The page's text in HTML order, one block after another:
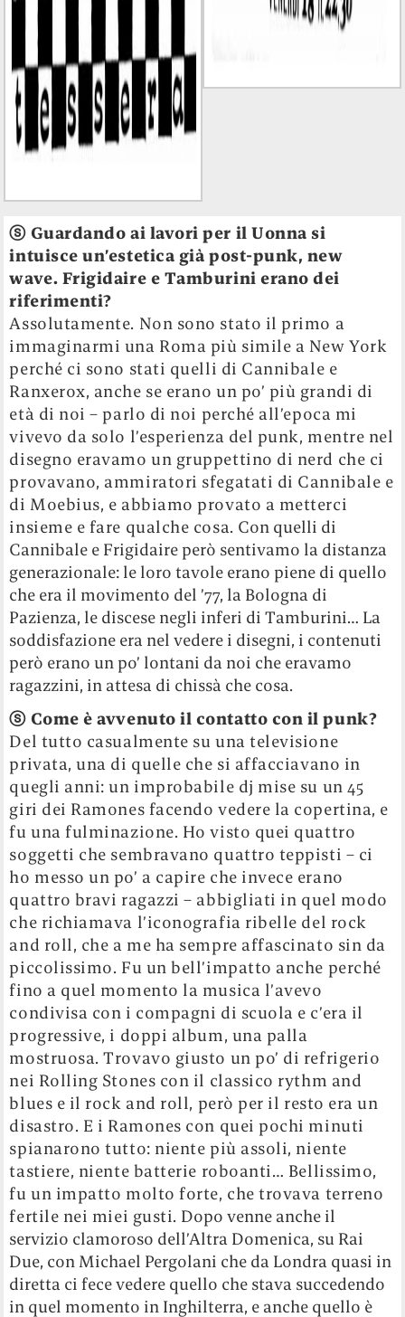
ⓢ Guardando ai lavori per il Uonna si
intuisce un’estetica già post-punk, new
wave. Frigidaire e Tamburini erano dei
riferimenti?
Assolutamente. Non sono stato il primo a
immaginarmi una Roma più simile a New York
perché ci sono stati quelli di Cannibale e
Ranxerox, anche se erano un po’ più grandi di
età di noi – parlo di noi perché all’epoca mi
vivevo da solo l’esperienza del punk, mentre nel
disegno eravamo un gruppettino di nerd che ci
provavano, ammiratori sfegatati di Cannibale e
di Moebius, e abbiamo provato a metterci
insieme e fare qualche cosa. Con quelli di
Cannibale e Frigidaire però sentivamo la distanza
generazionale: le loro tavole erano piene di quello
che era il movimento del ’77, la Bologna di
Pazienza, le discese negli inferi di Tamburini… La
soddisfazione era nel vedere i disegni, i contenuti
però erano un po’ lontani da noi che eravamo
ragazzini, in attesa di chissà che cosa.
ⓢ Come è avvenuto il contatto con il punk?
Del tutto casualmente su una televisione
privata, una di quelle che si affacciavano in
quegli anni: un improbabile dj mise su un 45
giri dei Ramones facendo vedere la copertina, e
fu una fulminazione. Ho visto quei quattro
soggetti che sembravano quattro teppisti – ci
ho messo un po’ a capire che invece erano
quattro bravi ragazzi – abbigliati in quel modo
che richiamava l’iconografia ribelle del rock
and roll, che a me ha sempre affascinato sin da
piccolissimo. Fu un bell’impatto anche perché
fino a quel momento la musica l’avevo
condivisa con i compagni di scuola e c’era il
progressive, i doppi album, una palla
mostruosa. Trovavo giusto un po’ di refrigerio
nei Rolling Stones con il classico rythm and
blues e il rock and roll, però per il resto era un
disastro. E i Ramones con quei pochi minuti
spianarono tutto: niente più assoli, niente
tastiere, niente batterie roboanti… Bellissimo,
fu un impatto molto forte, che trovava terreno
fertile nei miei gusti. Dopo venne anche il
servizio clamoroso dell’Altra Domenica, su Rai
Due, con Michael Pergolani che da Londra quasi in
diretta ci fece vedere quello che stava succedendo
in quel momento in Inghilterra, e anche quello è